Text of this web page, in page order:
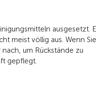
ausgesetzt.
meist völlig aus. Wenn Sie
um Rückstände zu
gepflegt.